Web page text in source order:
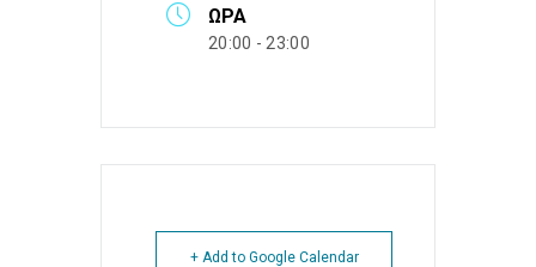
ΏΡΑ
20:00 - 23:00
+ Add to Google Calendar